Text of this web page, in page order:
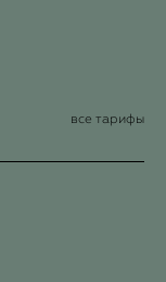
все тарифы